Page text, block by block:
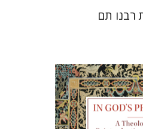
רבנו תם